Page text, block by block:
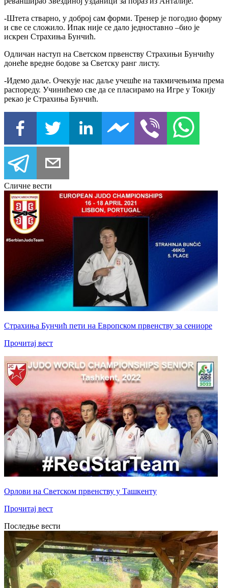
-Штета стварно, у доброј сам форми. Тренер је погодио форму
и све се сложило. Ипак није се дало једноставно –био је
искрен Страхиња Бунчић.
Одличан наступ на Светском првенству Страхињи Бунчићу
донеће вредне бодове за Светску ранг листу.
-Идемо даље. Очекује нас даље учешће на такмичењима према
распореду. Учинићемо све да се пласирамо на Игре у Токију
рекао је Страхиња Бунчић.
Сличне вести
Страхиња Бунчић пети на Европском првенству за сениоре
Прочитај вест
Орлови на Светском првенству у Ташкенту
Прочитај вест
Последње вести